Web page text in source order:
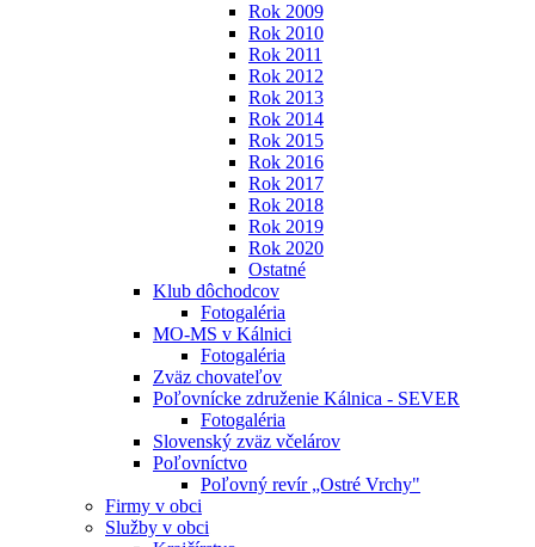
Rok 2009
Rok 2010
Rok 2011
Rok 2012
Rok 2013
Rok 2014
Rok 2015
Rok 2016
Rok 2017
Rok 2018
Rok 2019
Rok 2020
Ostatné
Klub dôchodcov
Fotogaléria
MO-MS v Kálnici
Fotogaléria
Zväz chovateľov
Poľovnícke združenie Kálnica - SEVER
Fotogaléria
Slovenský zväz včelárov
Poľovníctvo
Poľovný revír „Ostré Vrchy"
Firmy v obci
Služby v obci